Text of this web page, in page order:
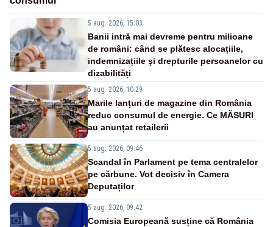
5 aug. 2026, 15:03
Banii intră mai devreme pentru milioane
de români: când se plătesc alocațiile,
indemnizațiile și drepturile persoanelor cu
dizabilități
5 aug. 2026, 10:29
Marile lanțuri de magazine din România
reduc consumul de energie. Ce MĂSURI
au anunțat retailerii
5 aug. 2026, 09:46
Scandal în Parlament pe tema centralelor
pe cărbune. Vot decisiv în Camera
Deputaților
5 aug. 2026, 09:42
Comisia Europeană susține că România